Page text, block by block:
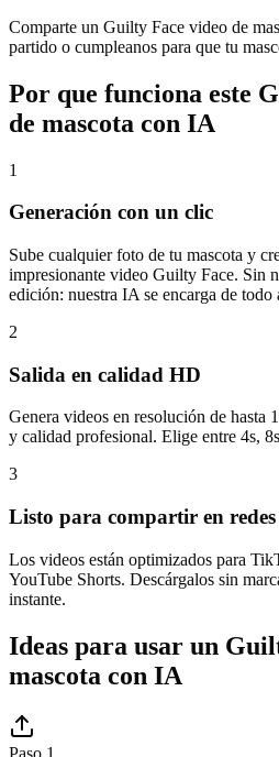
Comparte un Guilty Face video de
partido o cumpleanos para que tu
Por que funciona este
de mascota con IA
1
Generación con un clic
Sube cualquier foto de tu mascota y
impresionante video Guilty Face. Sin
edición: nuestra IA se encarga de todo
2
Salida en calidad HD
Genera videos en resolución de hasta
y calidad profesional. Elige entre 4s,
3
Listo para compartir en redes
Los videos están optimizados para
YouTube Shorts. Descárgalos sin
instante.
Ideas para usar un
mascota con IA
Paso 1